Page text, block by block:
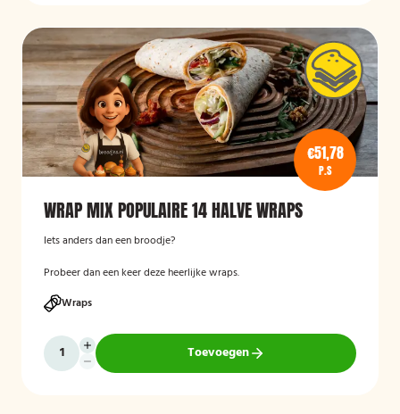
€51,78
P.S
WRAP MIX POPULAIRE 14 HALVE WRAPS
Iets anders dan een broodje?
Probeer dan een keer deze heerlijke wraps.
Wraps
Toevoegen